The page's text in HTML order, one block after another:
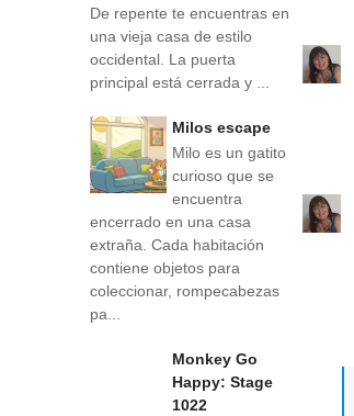
De repente te encuentras en
una vieja casa de estilo
occidental. La puerta
principal está cerrada y ...
Milos escape
Milo es un gatito
curioso que se
encuentra
encerrado en una casa
extraña. Cada habitación
contiene objetos para
coleccionar, rompecabezas
pa...
Monkey Go
Happy: Stage
1022